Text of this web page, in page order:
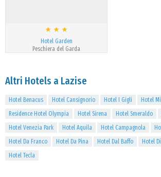
Hotel Garden
Peschiera del Garda
Altri Hotels a Lazise
Hotel Benacus Hotel Cansignorio Hotel I Gigli
Hotel
Residence Hotel Olympia
Hotel Sirena Hotel Smeraldo
Hotel Venezia Park
Hotel Aquila Hotel Campagnola
Hotel Da Franco
Hotel Da Pina Hotel Dal Baffo Hotel
Hotel Tecla